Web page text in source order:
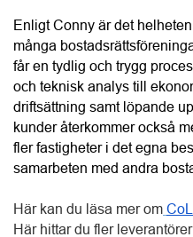
Här kan du läsa mer om
Här hittar du fler
Text: Linda Svedin
Följ BRF-Nytt på Facebook
Colin Fastighet & Service
call 0705874646